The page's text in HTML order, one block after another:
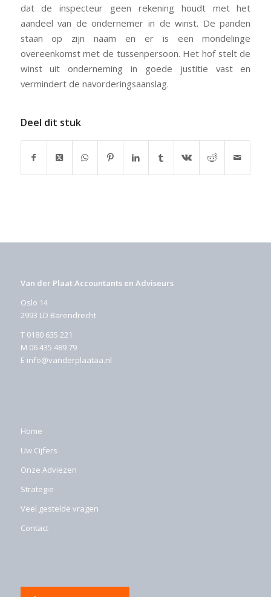
dat de inspecteur geen rekening houdt met het
aandeel van de ondernemer in de winst. De panden
staan op zijn naam en er is een mondelinge
overeenkomst met de tussenpersoon. Het hof stelt de
winst uit onderneming in goede justitie vast en
vermindert de navorderingsaanslag.
Deel dit stuk
Van der Plaat Accountants en Adviseurs
Oslo 14
2993 LD Barendrecht
T 0180 635 221
M 06 435 489 79
E info@vanderplaataa.nl
Home
Uw Cijfers
Onze Adviezen
Strategie
Veel gestelde vragen
Contact